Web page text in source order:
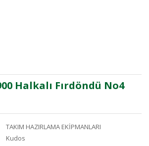
Halkalı Fırdöndü No4
TAKIM HAZIRLAMA EKİPMANLARI
Kudos